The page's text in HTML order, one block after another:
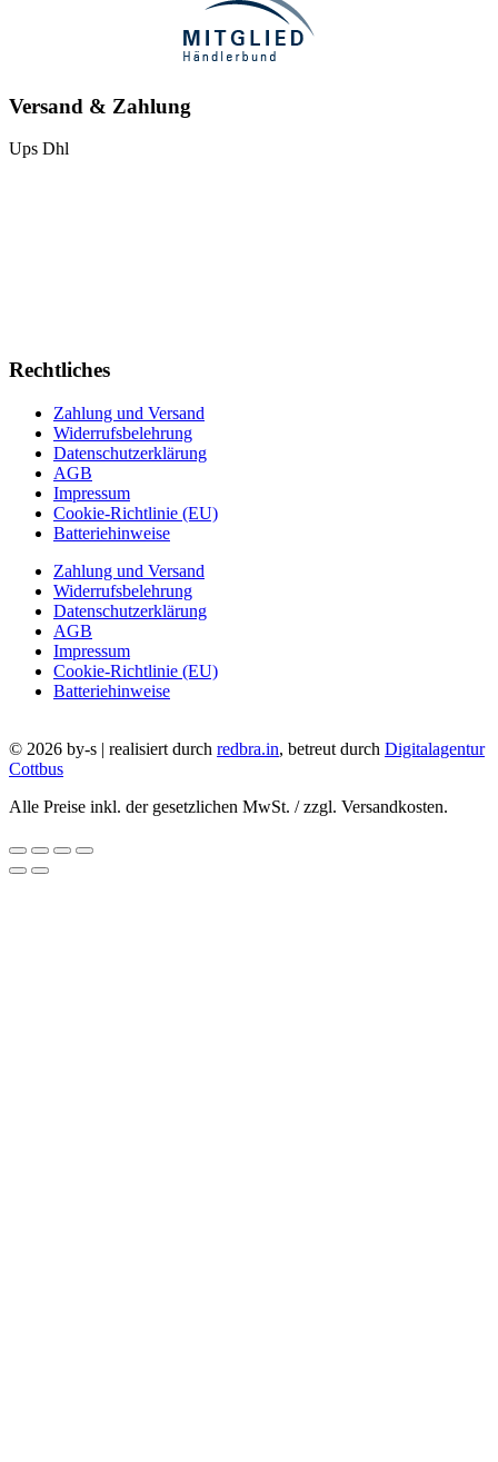
Versand & Zahlung
Ups Dhl
Rechtliches
Zahlung und Versand
Widerrufsbelehrung
Datenschutzerklärung
AGB
Impressum
Cookie-Richtlinie (EU)
Batteriehinweise
Zahlung und Versand
Widerrufsbelehrung
Datenschutzerklärung
AGB
Impressum
Cookie-Richtlinie (EU)
Batteriehinweise
© 2026 by-s | realisiert durch redbra.in, betreut durch Digitalagentur
Cottbus
Alle Preise inkl. der gesetzlichen MwSt. / zzgl. Versandkosten.